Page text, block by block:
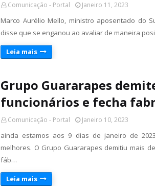
Comunicação - Portal Janeiro 11, 2023
Marco Aurélio Mello, ministro aposentado do
disse que se enganou ao avaliar de maneira
Leia mais
Grupo Guararapes
funcionários e fecha
Comunicação - Portal Janeiro 10, 2023
ainda estamos aos 9 dias de janeiro de
melhores. O Grupo Guararapes demitiu mais
fáb…
Leia mais